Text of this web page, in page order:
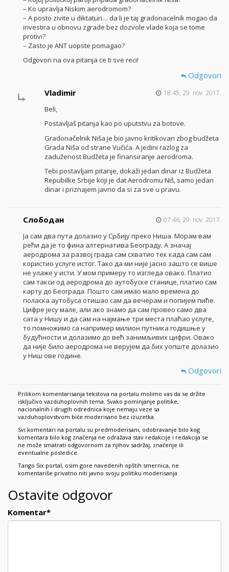
– Ko upravlja Niskim aerodromom?
– A posto zivite u diktaturi… da li je taj gradonacelnik mogao da
investira u obnovu zgrade bez dozvole vlade koja se tome
protivi?
– Zasto je ANT uopste pomagao?
Odgovori na ova pitanja ce ti sve reci!
Odgovori
Vladimir
18:45, 29. nov. 2017.
Beli,
Postavljaš pitanja kao po uputstvu za botove.
Gradonačelnik Niša je bio javno kritikovan zbog budžeta
Grada Niša od strane Vučića. A jedini razlog za
zaduženost Budžeta je finansiranje aerodroma.
Tebi postavljam pitanje, dokaži jedan dinar iz Budžeta
Repubilke Srbije koji je dat Aerodromu Niš, samo jedan
dinar i priznajem javno da si za sve u pravu.
Слободан 07:46, 29. nov. 2017.
Ја сам два пута долазио у Србију преко Ниша. Морам вам
рећи да је то фина алтернатива Београду. А значај
аеродрома за развој града сам схватио тек када сам сам
користио услуге истог. Тако да ми није јасно зашто се више
не улаже у исти. У мом примеру то изгледа овако. Платио
сам такси од аеродрома до аутобуске станице, платио сам
карту до Београда. Пошто сам имао мало времена до
поласка аутобуса отишао сам да вечерам и попијем пиће.
Цифре јесу мале, али ако знамо да сам провео само два
сата у Нишу и да сам на најмање три места плаћао услуге,
то помножимо са например милион путника годишње у
будућности и долазимо до већ занимљивих цифри. Овако
да није било аеродрома не верујем да бих уопште долазио
у Ниш ове године.
Odgovori
Prilikom komentarisanja tekstova na portalu molimo vas da se držite
isključivo vazduhoplovnih tema. Svako pominjanje politike,
nacionalnih i drugih odrednica koje nemaju veze sa
vazduhoplovstvom biće moderisano bez izuzetka.
Svi komentari na portalu su predmoderisani, odobravanje bilo kog
komentara bilo kog značenja ne odražava stav redakcije i redakcija se
ne može smatrati odgovornom za njihov sadržaj, značenje ili
eventualne posledice.
Tango Six portal, osim gore navedenih opštih smernica, ne
komentariše privatno niti javno svoju politiku moderisanja
Ostavite odgovor
Komentar*